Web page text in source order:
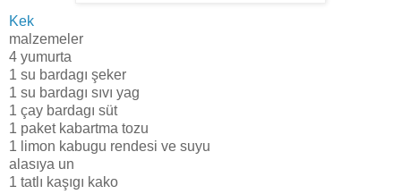
Kek
malzemeler
4 yumurta
1 su bardagı şeker
1 su bardagı sıvı yag
1 çay bardagı süt
1 paket kabartma tozu
1 limon kabugu rendesi ve suyu
alasıya un
1 tatlı kaşıgı kako